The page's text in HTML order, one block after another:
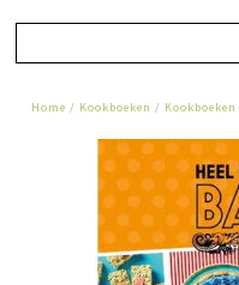
Home / Kookboeken / Kookboeken